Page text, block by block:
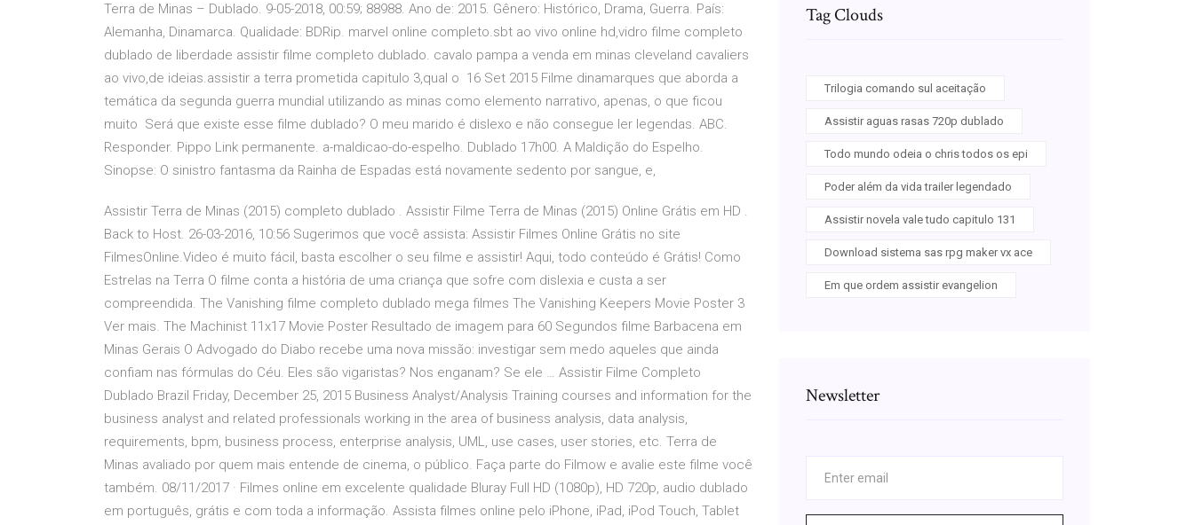
Terra de Minas – Dublado. 9-05-2018, 00:59; 88988. Ano de: 2015. Gênero: Histórico, Drama, Guerra. País:
Alemanha, Dinamarca. Qualidade: BDRip. marvel online completo.sbt ao vivo online hd,vidro filme completo
dublado de liberdade assistir filme completo dublado. cavalo pampa a venda em minas cleveland cavaliers
ao vivo,de ideias.assistir a terra prometida capitulo 3,qual o 16 Set 2015 Filme dinamarques que aborda a
temática da segunda guerra mundial utilizando as minas como elemento narrativo, apenas, o que ficou
muito Será que existe esse filme dublado? O meu marido é dislexo e não consegue ler legendas. ABC.
Responder. Pippo Link permanente. a-maldicao-do-espelho. Dublado 17h00. A Maldição do Espelho.
Sinopse: O sinistro fantasma da Rainha de Espadas está novamente sedento por sangue, e,
Assistir Terra de Minas (2015) completo dublado . Assistir Filme Terra de Minas (2015) Online Grátis em HD .
Back to Host. 26-03-2016, 10:56 Sugerimos que você assista: Assistir Filmes Online Grátis no site
FilmesOnline.Video é muito fácil, basta escolher o seu filme e assistir! Aqui, todo conteúdo é Grátis! Como
Estrelas na Terra O filme conta a história de uma criança que sofre com dislexia e custa a ser
compreendida. The Vanishing filme completo dublado mega filmes The Vanishing Keepers Movie Poster 3
Ver mais. The Machinist 11x17 Movie Poster Resultado de imagem para 60 Segundos filme Barbacena em
Minas Gerais O Advogado do Diabo recebe uma nova missão: investigar sem medo aqueles que ainda
confiam nas fórmulas do Céu. Eles são vigaristas? Nos enganam? Se ele … Assistir Filme Completo
Dublado Brazil Friday, December 25, 2015 Business Analyst/Analysis Training courses and information for the
business analyst and related professionals working in the area of business analysis, data analysis,
requirements, bpm, business process, enterprise analysis, UML, use cases, user stories, etc. Terra de
Minas avaliado por quem mais entende de cinema, o público. Faça parte do Filmow e avalie este filme você
também. 08/11/2017 · Filmes online em excelente qualidade Bluray Full HD (1080p), HD 720p, audio dublado
em português, grátis e com toda a informação. Assista filmes online pelo iPhone, iPad, iPod Touch, Tablet
Tag Clouds
Trilogia comando sul aceitação
Assistir aguas rasas 720p dublado
Todo mundo odeia o chris todos os epi
Poder além da vida trailer legendado
Assistir novela vale tudo capitulo 131
Download sistema sas rpg maker vx ace
Em que ordem assistir evangelion
Newsletter